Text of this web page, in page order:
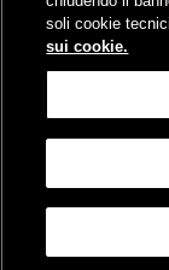
Busitalia – Sita Nord
trasporto locale in
attraverso società
© Gruppo FS Italiane
soli cookie
sui cookie.